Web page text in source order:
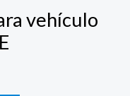
vehículo